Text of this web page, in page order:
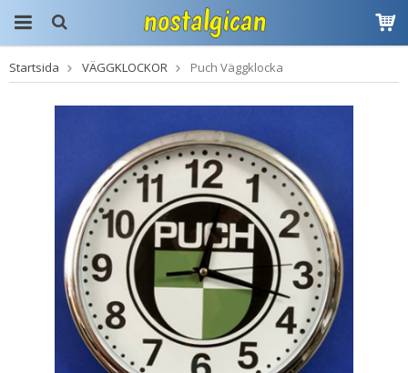
Produkten har blivit
tillagd i varukorgen
Startsida VÄGGKLOCKOR Puch Väggklocka